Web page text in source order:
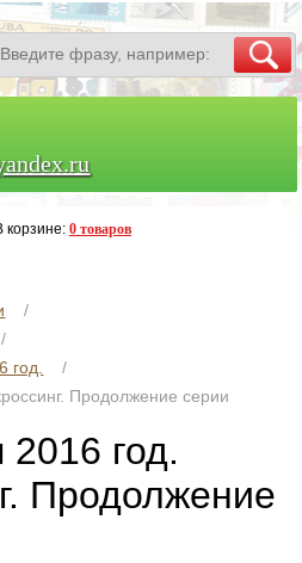
по телефону
корзине: 0 товаров
год.
Продолжение серии
год.
Продолжение